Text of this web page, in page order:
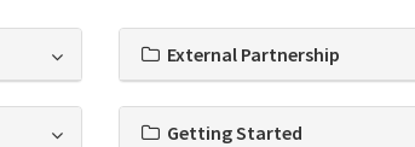
External Partnership
Getting Started